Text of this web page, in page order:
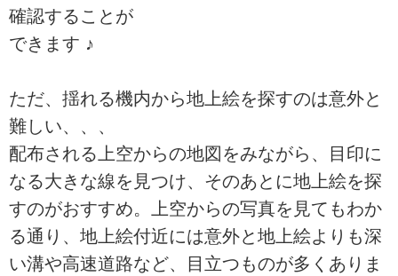
確認することが
できます ♪
ただ、揺れる機内から地上絵を探すのは意外と
難しい、、、
配布される上空からの地図をみながら、目印に
なる大きな線を見つけ、そのあとに地上絵を探
すのがおすすめ。上空からの写真を見てもわか
る通り、地上絵付近には意外と地上絵よりも深
い溝や高速道路など、目立つものが多くありま